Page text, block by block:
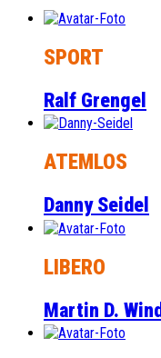
SPORT
Ralf Grengel
ATEMLOS
Danny Seidel
LIBERO
Martin D. Wind